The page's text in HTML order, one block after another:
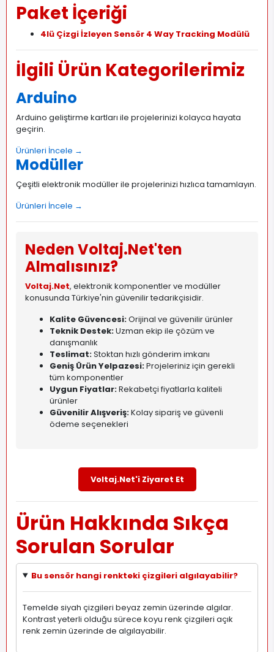
Paket İçeriği
4lü Çizgi İzleyen Sensör 4 Way Tracking Modülü
İlgili Ürün Kategorilerimiz
Arduino
Arduino geliştirme kartları ile projelerinizi kolayca hayata
geçirin.
Ürünleri İncele →
Modüller
Çeşitli elektronik modüller ile projelerinizi hızlıca tamamlayın.
Ürünleri İncele →
Neden Voltaj.Net'ten
Almalısınız?
Voltaj.Net, elektronik komponentler ve modüller
konusunda Türkiye'nin güvenilir tedarikçisidir.
Kalite Güvencesi:Orijinal ve güvenilir ürünler
Teknik Destek:Uzman ekip ile çözüm ve
danışmanlık
Teslimat:Stoktan hızlı gönderim imkanı
Geniş Ürün Yelpazesi:Projeleriniz için gerekli
tüm komponentler
Uygun Fiyatlar:Rekabetçi fiyatlarla kaliteli
ürünler
Güvenilir Alışveriş:Kolay sipariş ve güvenli
ödeme seçenekleri
Voltaj.Net'i Ziyaret Et
Ürün Hakkında Sıkça
Sorulan Sorular
Bu sensör hangi renkteki çizgileri algılayabilir?
Temelde siyah çizgileri beyaz zemin üzerinde algılar.
Kontrast yeterli olduğu sürece koyu renk çizgileri açık
renk zemin üzerinde de algılayabilir.